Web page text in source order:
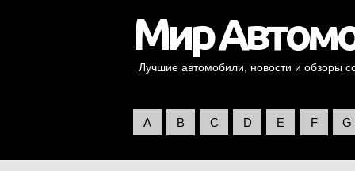
Лучшие автомобили, новости и обзоры
A B C D E F G